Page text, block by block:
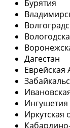
Бурятия
Дагестан
Еврейская
Ингушетия
Иркутская